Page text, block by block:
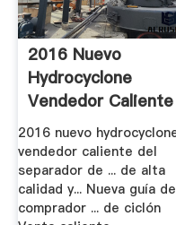
2016 Nuevo
Hydrocyclone
Vendedor Caliente
Del .
2016 nuevo
vendedor caliente del
separador de ... de alta
calidad y... Nueva guía
comprador ... de ciclón